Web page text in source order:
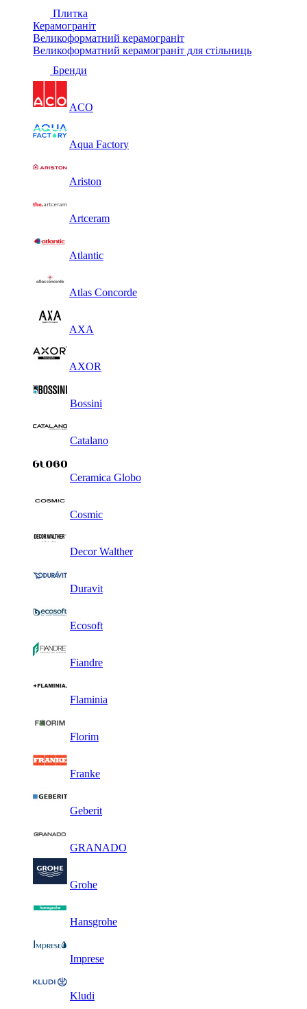
Плитка
Керамограніт
Великоформатний керамограніт
Великоформатний керамограніт для стільниць
Бренди
ACO
Aqua Factory
Ariston
Artceram
Atlantic
Atlas Concorde
AXA
AXOR
Bossini
Catalano
Ceramica Globo
Cosmic
Decor Walther
Duravit
Ecosoft
Fiandre
Flaminia
Florim
Franke
Geberit
GRANADO
Grohe
Hansgrohe
Imprese
Kludi